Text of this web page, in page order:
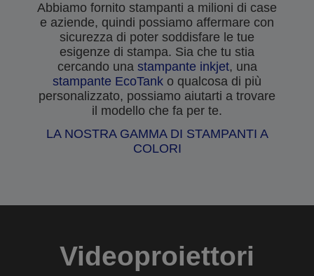
Abbiamo fornito stampanti a milioni di case
e aziende, quindi possiamo affermare con
sicurezza di poter soddisfare le tue
esigenze di stampa. Sia che tu stia
cercando una stampante inkjet, una
stampante EcoTank o qualcosa di più
personalizzato, possiamo aiutarti a trovare
il modello che fa per te.
LA NOSTRA GAMMA DI STAMPANTI A
COLORI
Videoproiettori